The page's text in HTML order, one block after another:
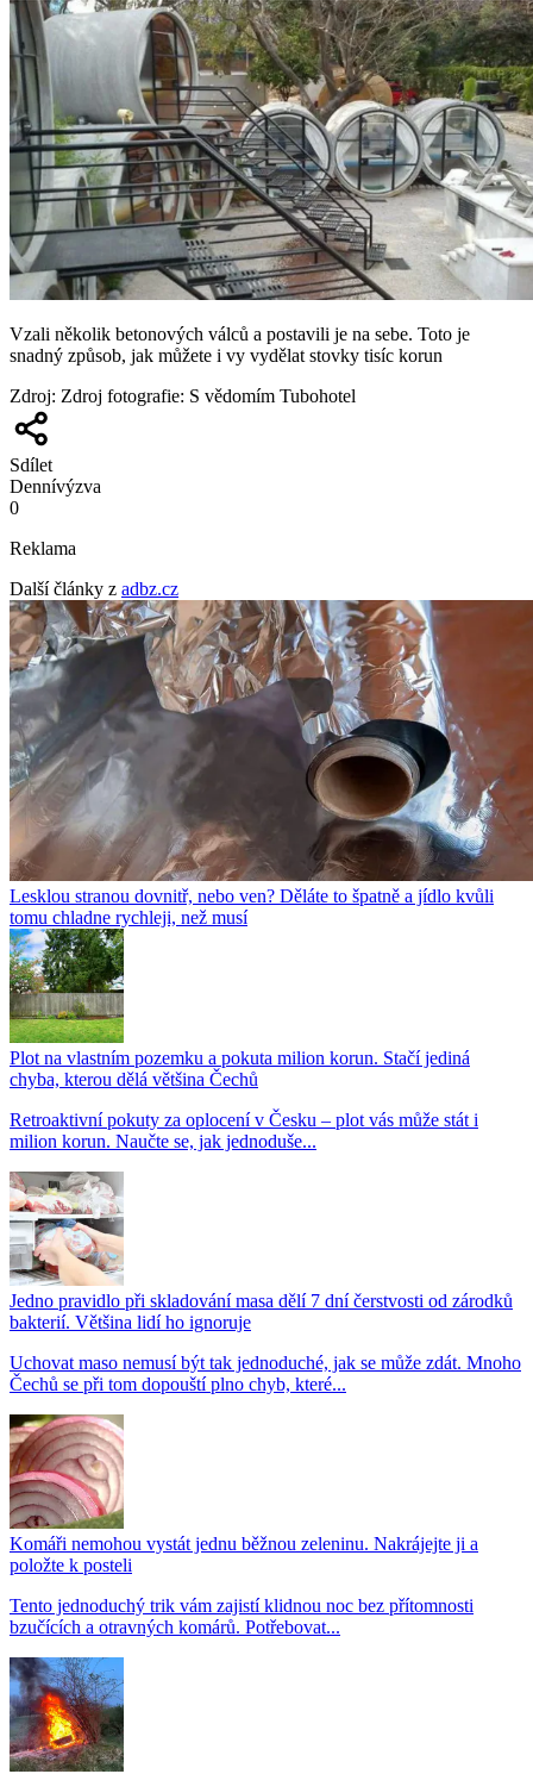
Vzali několik betonových válců a postavili je na sebe. Toto je
snadný způsob, jak můžete i vy vydělat stovky tisíc korun
Zdroj: Zdroj fotografie: S vědomím Tubohotel
Sdílet
Dennívýzva
0
Reklama
Další články z adbz.cz
Lesklou stranou dovnitř, nebo ven? Děláte to špatně a jídlo kvůli
tomu chladne rychleji, než musí
Plot na vlastním pozemku a pokuta milion korun. Stačí jediná
chyba, kterou dělá většina Čechů
Retroaktivní pokuty za oplocení v Česku – plot vás může stát i
milion korun. Naučte se, jak jednoduše...
Jedno pravidlo při skladování masa dělí 7 dní čerstvosti od zárodků
bakterií. Většina lidí ho ignoruje
Uchovat maso nemusí být tak jednoduché, jak se může zdát. Mnoho
Čechů se při tom dopouští plno chyb, které...
Komáři nemohou vystát jednu běžnou zeleninu. Nakrájejte ji a
položte k posteli
Tento jednoduchý trik vám zajistí klidnou noc bez přítomnosti
bzučících a otravných komárů. Potřebovat...